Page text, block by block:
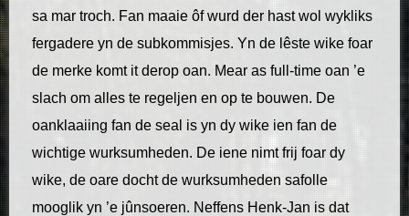
sa mar troch. Fan maaie ôf wurd der hast wol wykliks
fergadere yn de subkommisjes. Yn de lêste wike foar
de merke komt it derop oan. Mear as full-time oan ’e
slach om alles te regeljen en op te bouwen. De
oanklaaiing fan de seal is yn dy wike ien fan de
wichtige wurksumheden. De iene nimt frij foar dy
wike, de oare docht de wurksumheden safolle
mooglik yn ’e jûnsoeren. Neffens Henk-Jan is dat